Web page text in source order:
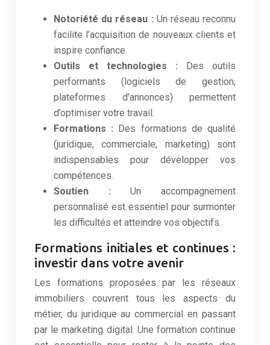
Notoriété du réseau : Un réseau reconnu
facilite l’acquisition de nouveaux clients et
inspire confiance.
Outils et technologies : Des outils
performants (logiciels de gestion,
plateformes d’annonces) permettent
d’optimiser votre travail.
Formations : Des formations de qualité
(juridique, commerciale, marketing) sont
indispensables pour développer vos
compétences.
Soutien :Un accompagnement
personnalisé est essentiel pour surmonter
les difficultés et atteindre vos objectifs.
Formations initiales et continues :
investir dans votre avenir
Les formations proposées par les réseaux
immobiliers couvrent tous les aspects du
métier, du juridique au commercial en passant
par le marketing digital. Une formation continue